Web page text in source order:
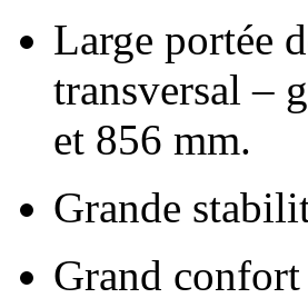
Large portée
transversal –
et 856 mm.
Grande
Grand confort